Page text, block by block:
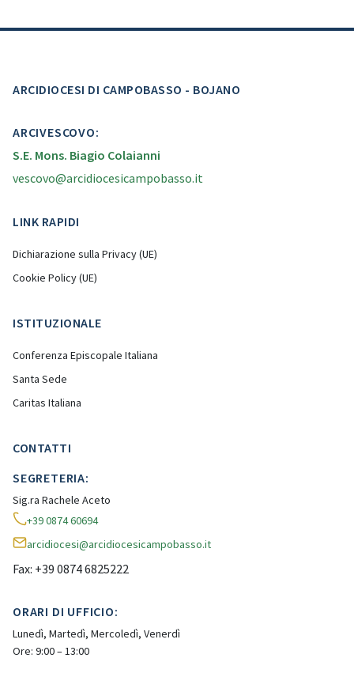
ARCIDIOCESI DI CAMPOBASSO - BOJANO
ARCIVESCOVO:
S.E. Mons. Biagio Colaianni
vescovo@arcidiocesicampobasso.it
LINK RAPIDI
Dichiarazione sulla Privacy (UE)
Cookie Policy (UE)
ISTITUZIONALE
Conferenza Episcopale Italiana
Santa Sede
Caritas Italiana
CONTATTI
SEGRETERIA:
Sig.ra Rachele Aceto
+39 0874 60694
arcidiocesi@arcidiocesicampobasso.it
Fax: +39 0874 6825222
ORARI DI UFFICIO:
Lunedì, Martedì, Mercoledì, Venerdì
Ore: 9:00 – 13:00